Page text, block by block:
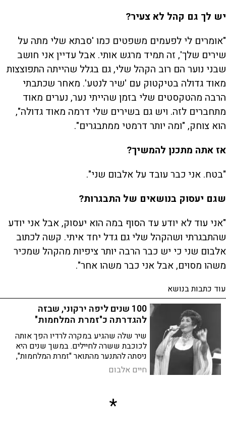
יש לך גם קהל לא צעיר?
"אומרים לי לפעמים משפטים כמו 'סבתא שלי מתה על
שירים שלך', זה תמיד מרגש אותי. אבל עדיין אני חושב
שבני נוער הם רוב הקהל שלי, גם בגלל שהייתה התפוצצות
מאוד גדולה בטיקטוק עם 'שיר לנטע'. מאחר שכתבתי
הרבה מהטקסטים שלי בזמן שהייתי נער, נערים מאוד
מתחברים לזה. ויש גם בשירים שלי דרמה מאוד גדולה",
הוא צוחק, "ומה יותר דרמטי ממתבגרים".
אז אתה מתכנן להמשיך?
"בטח. אני כבר עובד על אלבום שני".
שגם יעסוק בנושאים של התבגרות?
"אני עוד לא יודע עד הסוף במה הוא יעסוק, אבל אני יודע
שהתבגרתי ושהקהל שלי גם גדל יחד איתי. קשה לכתוב
אלבום שני כי יש כבר הרבה יותר ציפיות מהקהל שמכיר
משהו מסוים, אבל אני כבר משהו אחר".
עוד כתבות בנושא
100 שנים ליפה ירקוני, שבזה
להגדרתה כ"זמרת המלחמות"
שיר שלה שהגיע במקרה לרדיו הפך אותה
לכוכבת ששרה לחיילים. במשך שנים היא
ניסתה להתנער מהתואר "זמרת המלחמות",
להולדתה של יפה ירקוני
חיים אלבום
*